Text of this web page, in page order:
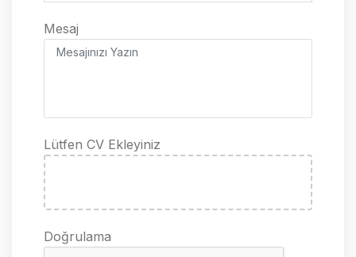
Mesaj
Lütfen CV Ekleyiniz
Doğrulama